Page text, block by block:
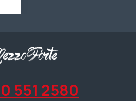
551 2580